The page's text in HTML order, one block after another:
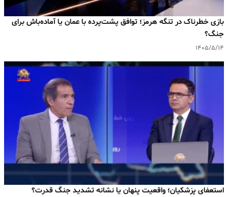
بازی خطرناک در تنگه هرمز؛ توافق پشت‌پرده با عمان یا آماده‌باش برای
جنگ؟
۱۴۰۵/۵/۱۴
استعفای پزشکیان؛ واقعیت پنهان یا نشانه تشدید جنگ قدرت؟